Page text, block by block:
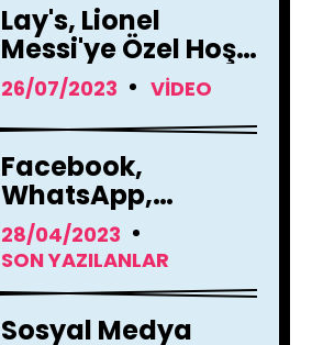
Lay's, Lionel
Messi'ye Özel Hoş
Geldin Mesajı!
26/07/2023 VIDEO
Facebook,
WhatsApp,
Instagram Yapay
Zeka Araçları
Kullanacak
28/04/2023
SON YAZILANLAR
Sosyal Medya